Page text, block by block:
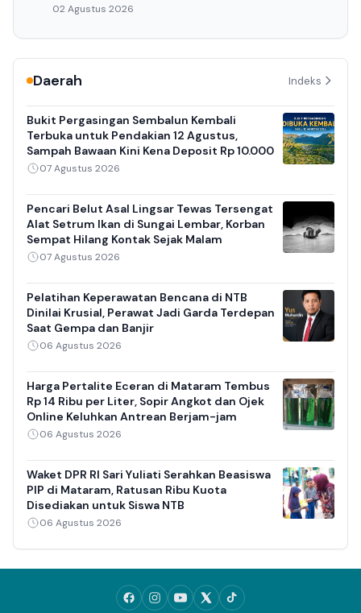
02 Agustus 2026
Daerah Indeks
Bukit Pergasingan Sembalun Kembali
Terbuka untuk Pendakian 12 Agustus,
Sampah Bawaan Kini Kena Deposit Rp 10.000
07 Agustus 2026
Pencari Belut Asal Lingsar Tewas Tersengat
Alat Setrum Ikan di Sungai Lembar, Korban
Sempat Hilang Kontak Sejak Malam
07 Agustus 2026
Pelatihan Keperawatan Bencana di NTB
Dinilai Krusial, Perawat Jadi Garda Terdepan
Saat Gempa dan Banjir
06 Agustus 2026
Harga Pertalite Eceran di Mataram Tembus
Rp 14 Ribu per Liter, Sopir Angkot dan Ojek
Online Keluhkan Antrean Berjam-jam
06 Agustus 2026
Waket DPR RI Sari Yuliati Serahkan Beasiswa
PIP di Mataram, Ratusan Ribu Kuota
Disediakan untuk Siswa NTB
06 Agustus 2026